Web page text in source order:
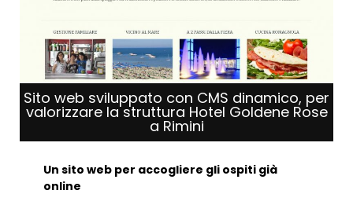
Sito web sviluppato con CMS dinamico, per
valorizzare la struttura Hotel Goldene Rose
a Rimini
Un sito web per accogliere gli ospiti già
online